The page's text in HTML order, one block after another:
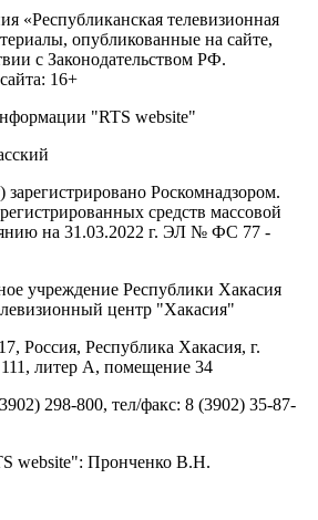
«Республиканская телевизионная
опубликованные на сайте,
с Законодательством РФ.
16+
"RTS website"
зарегистрировано Роскомнадзором.
средств массовой
на 31.03.2022 г. ЭЛ № ФС 77 -
учреждение Республики Хакасия
центр "Хакасия"
Россия, Республика Хакасия, г.
литер А, помещение 34
298-800, тел/факс: 8 (3902) 35-87-
website": Пронченко В.Н.